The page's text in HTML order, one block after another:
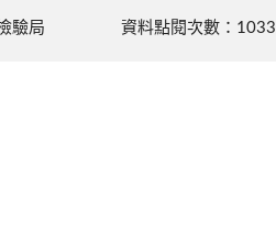
驗局 資料點閱次數：1033